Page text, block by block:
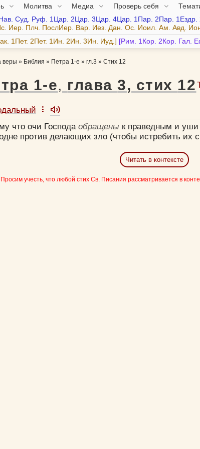
Молитва Медиа Проверь себя
Суд. Руф. 1Цар. 2Цар. 3Цар. 4Цар. 1Пар. 2Пар. 1Ездр.
Иер. Плч. ПослИер. Вар. Иез. Дан. Ос. Иоил. Ам. Авд.
1Пет. 2Пет. 1Ин. 2Ин. 3Ин. Иуд. Рим. 1Кор. 2Кор. Гал.
веры » Библия » Петра 1-е » гл.3 » Стих 12
1-е, глава 3, стих 12
что очи Господа обращены к праведным и уши
против делающих зло (чтобы истребить их
Читать в контексте
Просим учесть, что любой стих Св. Писания рассматривается в